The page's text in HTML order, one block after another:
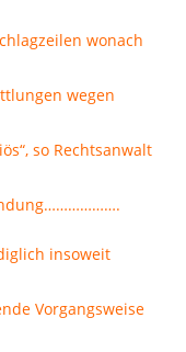
wonach
wegen
so Rechtsanwalt
insoweit
Vorgangsweise